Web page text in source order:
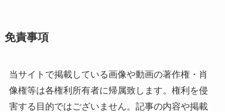
免責事項
当サイトで掲載している画像や動画の著作権・肖
像権等は各権利所有者に帰属致します。権利を侵
害する目的ではございません。記事の内容や掲載